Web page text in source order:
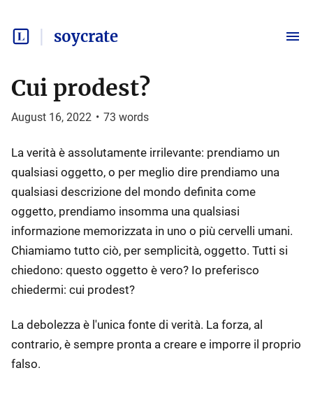
soycrate
Cui prodest?
August 16, 2022 • 73 words
La verità è assolutamente irrilevante: prendiamo un
qualsiasi oggetto, o per meglio dire prendiamo una
qualsiasi descrizione del mondo definita come
oggetto, prendiamo insomma una qualsiasi
informazione memorizzata in uno o più cervelli umani.
Chiamiamo tutto ciò, per semplicità, oggetto. Tutti si
chiedono: questo oggetto è vero? Io preferisco
chiedermi: cui prodest?
La debolezza è l'unica fonte di verità. La forza, al
contrario, è sempre pronta a creare e imporre il proprio
falso.